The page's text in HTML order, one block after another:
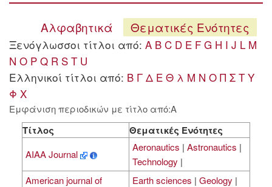
Αλφαβητικά Θεματικές Ενότητες
Ξενόγλωσσοι τίτλοι από: A B C D E F G H I J L M
N O P Q R S T U
Ελληνικοί τίτλοι από: Β Γ Δ Ε Θ λ Μ Ν Ο Π Σ Τ Υ
Φ Χ
Εμφάνιση περιοδικών με τίτλο από:A
Τίτλος Θεματικές Ενότητες
AIAA Journal
Aeronautics | Astronautics |
Technology |
American journal of
Earth sciences | Geology |